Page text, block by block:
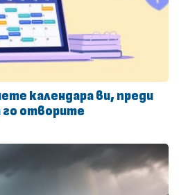
календара ви, преди
го отворите